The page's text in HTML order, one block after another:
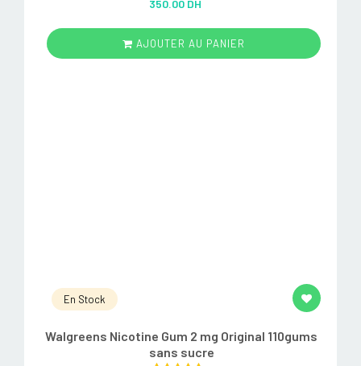
out of 5
350.00 DH
AJOUTER AU PANIER
En Stock
Walgreens Nicotine Gum 2 mg Original 110gums
sans sucre